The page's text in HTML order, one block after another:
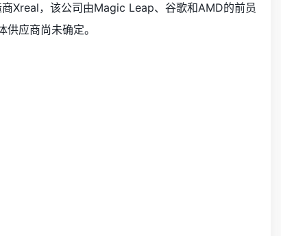
Xreal，该公司由Magic Leap、谷歌和AMD的前员
应商尚未确定。